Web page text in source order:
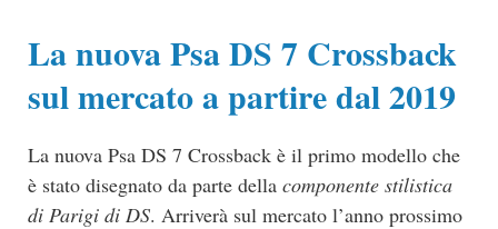
La nuova Psa DS 7 Crossback
sul mercato a partire dal 2019
La nuova Psa DS 7 Crossback è il primo modello che
è stato disegnato da parte della componente stilistica
di Parigi di DS. Arriverà sul mercato l’anno prossimo